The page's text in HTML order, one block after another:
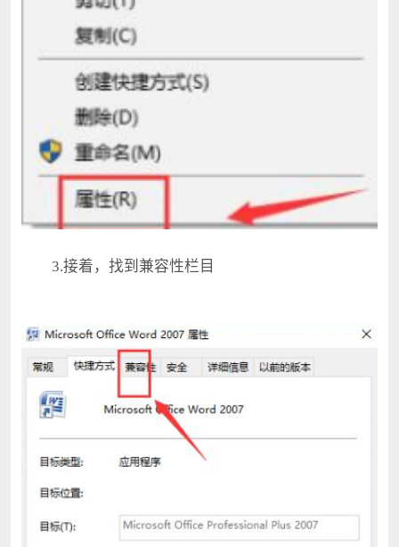
3.接着，找到兼容性栏目